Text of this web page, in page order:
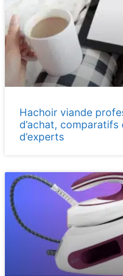
Hachoir viande
d’achat, comparatifs
d’experts